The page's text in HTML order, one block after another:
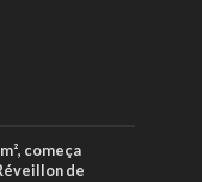
começa
de